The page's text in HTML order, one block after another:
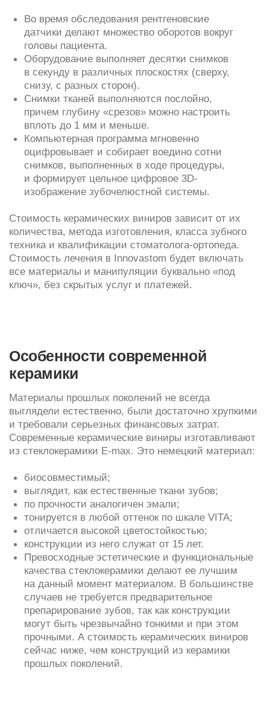
Противопоказания
Подвижность зубов;
Наличие крупных реставраций (пломб);
Сильные кариозные поражения;
Пародонтит;
Бруксизм (требует предварительного лечения)
Сколы и трещины на эмали
Неровности формы
Дисгармония межзубных промежутков
Патологическая стираемость эмали
Повышенная чувствительность зубов
Материалы прошлых поколений не всегда
и требовали серьезных финансовых затрат.
Современные керамические виниры изготавливают
из стеклокерамики E-max. Это немецкий материал:
биосовместимый;
выглядит, как естественные ткани зубов;
по прочности аналогичен эмали;
тонируется в любой оттенок по шкале VITA;
случаев не требуется предварительное
препарирование зубов, так как конструкции
могут быть чрезвычайно тонкими и при этом
прочными. А стоимость керамических виниров
сейчас ниже, чем конструкций из керамики
прошлых поколений.
Особенности современной
керамики
и формирует цельное цифровое 3D-
изображение зубочелюстной системы.
Стоимость керамических виниров зависит от их
количества, метода изготовления, класса зубного
техника и квалификации стоматолога-ортопеда.
Стоимость лечения в Innovastom будет включать
все материалы и манипуляции буквально «под
ключ», без скрытых услуг и платежей.